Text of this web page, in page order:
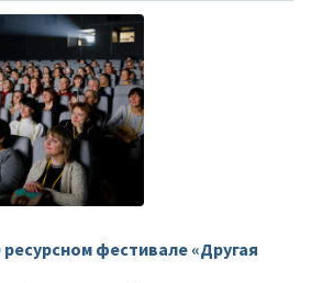
фестивале «Другая